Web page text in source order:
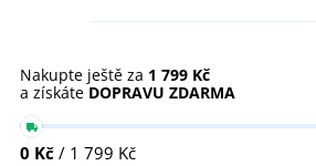
Nakupte ještě za 1 799 Kč
a získáte DOPRAVU ZDARMA
0 Kč / 1 799 Kč